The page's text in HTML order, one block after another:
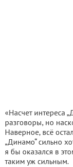
«Насчет интереса
разговоры, но
Наверное, всё
„Динамо“ сильно
я бы оказался в
таким уж сильным.